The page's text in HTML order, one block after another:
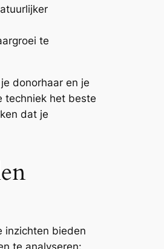
te
donorhaar en je
techniek het beste
dat je
inzichten bieden
te analyseren: